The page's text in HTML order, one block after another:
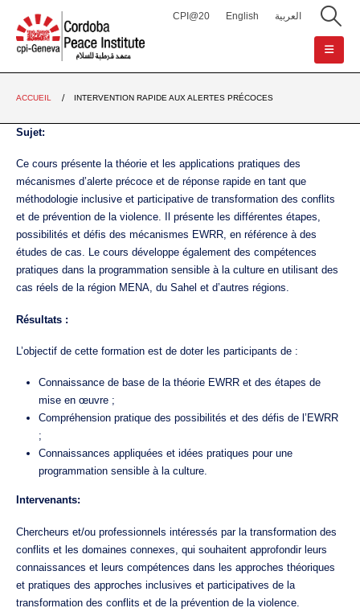
CPI@20 English العربية
ACCUEIL INTERVENTION RAPIDE AUX ALERTES PRÉCOCES
Sujet:
Ce cours présente la théorie et les applications pratiques des
mécanismes d’alerte précoce et de réponse rapide en tant que
méthodologie inclusive et participative de transformation des conflits
et de prévention de la violence. Il présente les différentes étapes,
possibilités et défis des mécanismes EWRR, en référence à des
études de cas. Le cours développe également des compétences
pratiques dans la programmation sensible à la culture en utilisant des
cas réels de la région MENA, du Sahel et d’autres régions.
Résultats :
L’objectif de cette formation est de doter les participants de :
Connaissance de base de la théorie EWRR et des étapes de
mise en œuvre ;
Compréhension pratique des possibilités et des défis de l’EWRR
;
Connaissances appliquées et idées pratiques pour une
programmation sensible à la culture.
Intervenants:
Chercheurs et/ou professionnels intéressés par la transformation des
conflits et les domaines connexes, qui souhaitent approfondir leurs
connaissances et leurs compétences dans les approches théoriques
et pratiques des approches inclusives et participatives de la
transformation des conflits et de la prévention de la violence.